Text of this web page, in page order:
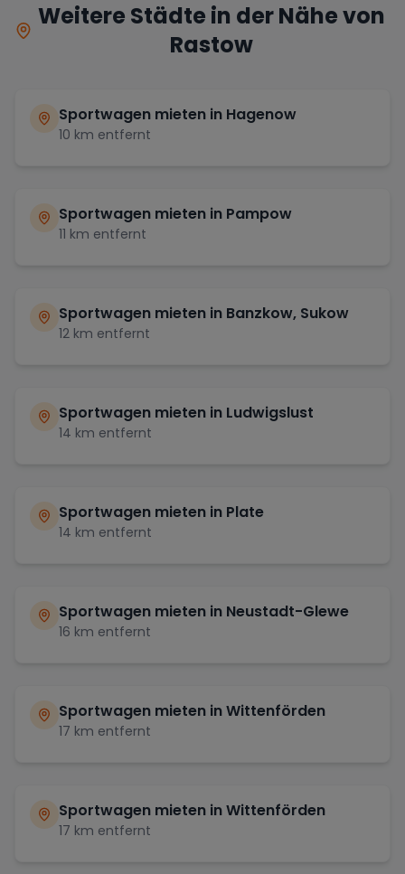
Weitere Städte in der Nähe von
Rastow
Sportwagen mieten in Hagenow
10 km entfernt
Sportwagen mieten in Pampow
11 km entfernt
Sportwagen mieten in Banzkow, Sukow
12 km entfernt
Sportwagen mieten in Ludwigslust
14 km entfernt
Sportwagen mieten in Plate
14 km entfernt
Sportwagen mieten in Neustadt-Glewe
16 km entfernt
Sportwagen mieten inWittenförden
17 km entfernt
Sportwagen mieten inWittenförden
17 km entfernt